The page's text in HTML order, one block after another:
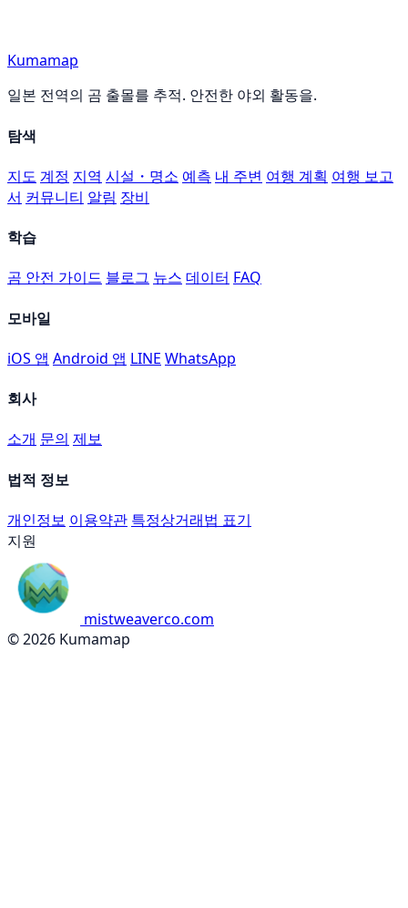
Kumamap
일본 전역의 곰 출몰를 추적. 안전한 야외 활동을.
탐색
지도 계정 지역 시설・명소 예측 내 주변 여행 계획 여행 보고
서 커뮤니티 알림 장비
학습
곰 안전 가이드 블로그 뉴스 데이터 FAQ
모바일
iOS 앱 Android 앱 LINE WhatsApp
회사
소개 문의 제보
법적 정보
개인정보 이용약관 특정상거래법 표기
지원
mistweaverco.com
© 2026 Kumamap